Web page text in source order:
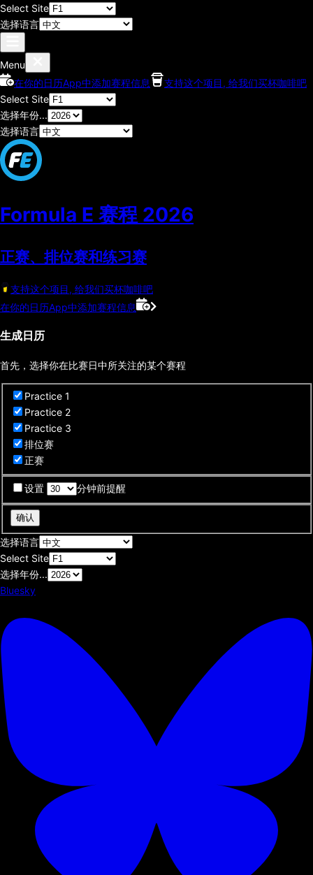
Select Site
选择语言
Menu
在你的日历App中添加赛程信息
支持这个项目, 给我们买杯咖啡吧
Select Site
选择年份...
选择语言
Formula E 赛程 2026
正赛、排位赛和练习赛
支持这个项目, 给我们买杯咖啡吧
在你的日历App中添加赛程信息
生成日历
首先，选择你在比赛日中所关注的某个赛程
Practice 1
Practice 2
Practice 3
排位赛
正赛
设置 分钟前提醒
确认
选择语言
Select Site
选择年份...
Bluesky